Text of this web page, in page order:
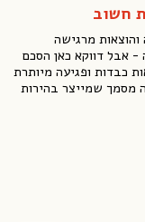
חשוב
מרגישה
אבל דווקא כאן הסכם
כבדות ופגיעה מיותרת
מסמך שמייצר בהירות